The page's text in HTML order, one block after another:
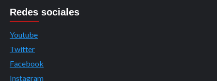
Redes sociales
Youtube
Twitter
Facebook
Instagram